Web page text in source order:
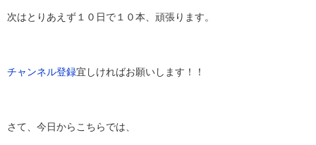
次はとりあえず１０日で１０本、頑張ります。
チャンネル登録宜しければお願いします！！
さて、今日からこちらでは、